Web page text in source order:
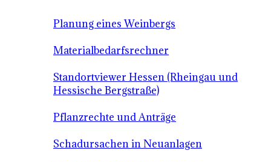
Planung eines Weinbergs
Materialbedarfsrechner
Standortviewer Hessen (Rheingau und
Hessische Bergstraße)
Pflanzrechte und Anträge
Schadursachen in Neuanlagen